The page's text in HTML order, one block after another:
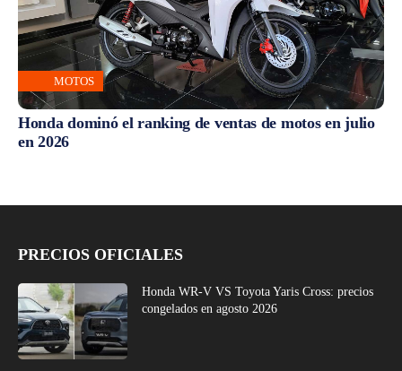
MOTOS
Honda dominó el ranking de ventas de motos en julio
en 2026
PRECIOS OFICIALES
Honda WR-V VS Toyota Yaris Cross: precios
congelados en agosto 2026